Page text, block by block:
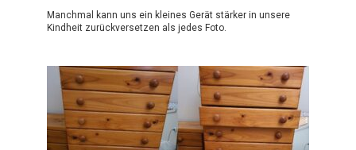
Manchmal kann uns ein kleines Gerät stärker in unsere
Kindheit zurückversetzen als jedes Foto.